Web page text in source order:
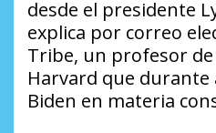
desde el presidente
explica por correo
Tribe, un profesor de
Harvard que durante
Biden en materia